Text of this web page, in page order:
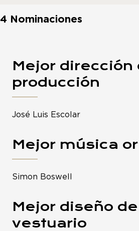
4 Nominaciones
Mejor dirección
producción
José Luis Escolar
Mejor música
Simon Boswell
Mejor diseño de
vestuario